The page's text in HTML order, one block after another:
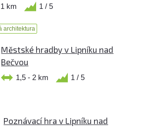
km 1 / 5
architektura
Městské hradby v Lipníku nad
Bečvou
1,5 - 2 km 1 / 5
Poznávací hra v Lipníku nad